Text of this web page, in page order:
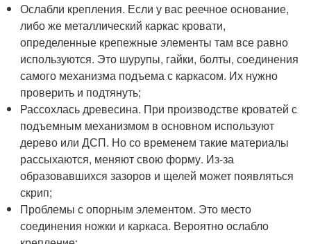
Ослабли крепления. Если у вас реечное основание,
либо же металлический каркас кровати,
определенные крепежные элементы там все равно
используются. Это шурупы, гайки, болты, соединения
самого механизма подъема с каркасом. Их нужно
проверить и подтянуть;
Рассохлась древесина. При производстве кроватей с
подъемным механизмом в основном используют
дерево или ДСП. Но со временем такие материалы
рассыхаются, меняют свою форму. Из-за
образовавшихся зазоров и щелей может появляться
скрип;
Проблемы с опорным элементом. Это место
соединения ножки и каркаса. Вероятно ослабло